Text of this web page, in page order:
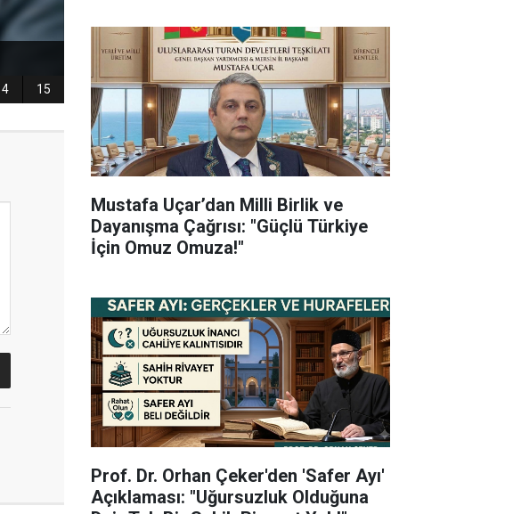
Mustafa Uçar’dan Milli Birlik ve
Dayanışma Çağrısı: "Güçlü Türkiye
İçin Omuz Omuza!"
Prof. Dr. Orhan Çeker'den 'Safer Ayı'
Açıklaması: "Uğursuzluk Olduğuna